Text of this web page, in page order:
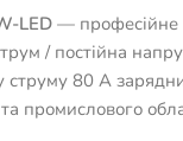
LED — професійне
/ постійна
80 А
промислового